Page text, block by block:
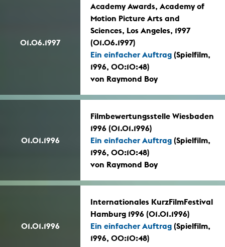
01.06.1997
Academy Awards, Academy of
Motion Picture Arts and
Sciences, Los Angeles, 1997
(01.06.1997)
Ein einfacher Auftrag (Spielfilm,
1996, 00:10:48)
von Raymond Boy
01.01.1996
Filmbewertungsstelle Wiesbaden
1996 (01.01.1996)
Ein einfacher Auftrag (Spielfilm,
1996, 00:10:48)
von Raymond Boy
01.01.1996
Internationales KurzFilmFestival
Hamburg 1996 (01.01.1996)
Ein einfacher Auftrag (Spielfilm,
1996, 00:10:48)